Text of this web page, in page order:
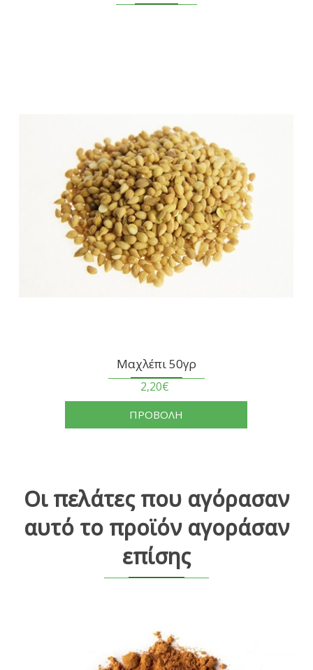
Μαχλέπι 50γρ
2,20€
ΠΡΟΒΟΛΗ
Οι πελάτες που αγόρασαν
αυτό το προϊόν αγοράσαν
επίσης